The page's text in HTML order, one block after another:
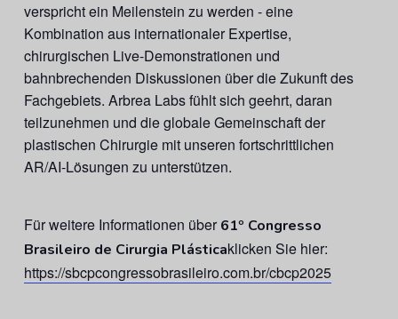
verspricht ein Meilenstein zu werden - eine
Kombination aus internationaler Expertise,
chirurgischen Live-Demonstrationen und
bahnbrechenden Diskussionen über die Zukunft des
Fachgebiets. Arbrea Labs fühlt sich geehrt, daran
teilzunehmen und die globale Gemeinschaft der
plastischen Chirurgie mit unseren fortschrittlichen
AR/AI-Lösungen zu unterstützen.
Für weitere Informationen über 61º Congresso
Brasileiro de Cirurgia Plásticaklicken Sie hier:
https://sbcpcongressobrasileiro.com.br/cbcp2025